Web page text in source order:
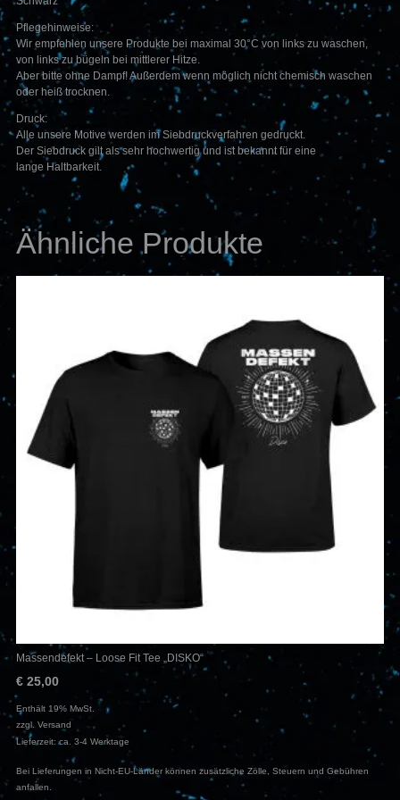
Pflegehinweise:
Wir empfehlen unsere Produkte bei maximal 30°C von links zu waschen,
von links zu bügeln bei mittlerer Hitze.
Aber bitte ohne Dampf! Außerdem wenn möglich nicht chemisch waschen
oder heiß trocknen.
Druck:
Alle unsere Motive werden im Siebdruckverfahren gedruckt.
Der Siebdruck gilt als sehr hochwertig und ist bekannt für eine
lange Haltbarkeit.
Ähnliche Produkte
Massendefekt – Loose Fit Tee „DISKO“
€ 25,00
Enthält 19% MwSt.
zzgl. Versand
Lieferzeit: ca. 3-4 Werktage
Bei Lieferungen in Nicht-EU-Länder können zusätzliche Zölle, Steuern und Gebühren
anfallen.